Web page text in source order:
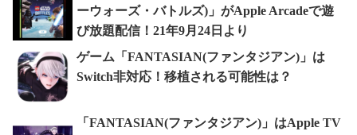
ーウォーズ・バトルズ)」がApple Arcadeで遊
び放題配信！21年9月24日より
ゲーム「FANTASIAN(ファンタジアン)」は
Switch非対応！移植される可能性は？
「FANTASIAN(ファンタジアン)」はApple TV